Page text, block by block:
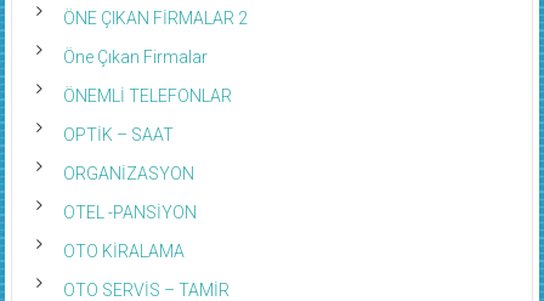
ÖNE ÇIKAN FİRMALAR 2
Öne Çıkan Firmalar
ÖNEMLİ TELEFONLAR
OPTİK – SAAT
ORGANİZASYON
OTEL -PANSİYON
OTO KİRALAMA
OTO SERVİS – TAMİR